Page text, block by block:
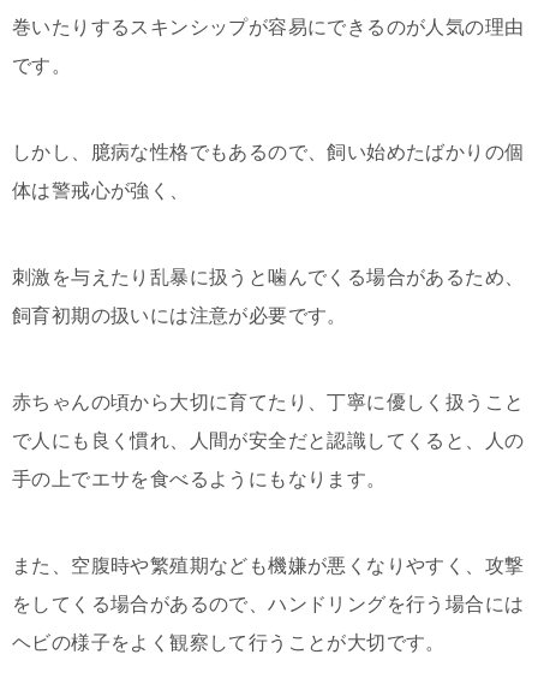
巻いたりするスキンシップが容易にできるのが人気の理由
です。
しかし、臆病な性格でもあるので、飼い始めたばかりの個
体は警戒心が強く、
刺激を与えたり乱暴に扱うと噛んでくる場合があるため、
飼育初期の扱いには注意が必要です。
赤ちゃんの頃から大切に育てたり、丁寧に優しく扱うこと
で人にも良く慣れ、人間が安全だと認識してくると、人の
手の上でエサを食べるようにもなります。
また、空腹時や繁殖期なども機嫌が悪くなりやすく、攻撃
をしてくる場合があるので、ハンドリングを行う場合には
ヘビの様子をよく観察して行うことが大切です。